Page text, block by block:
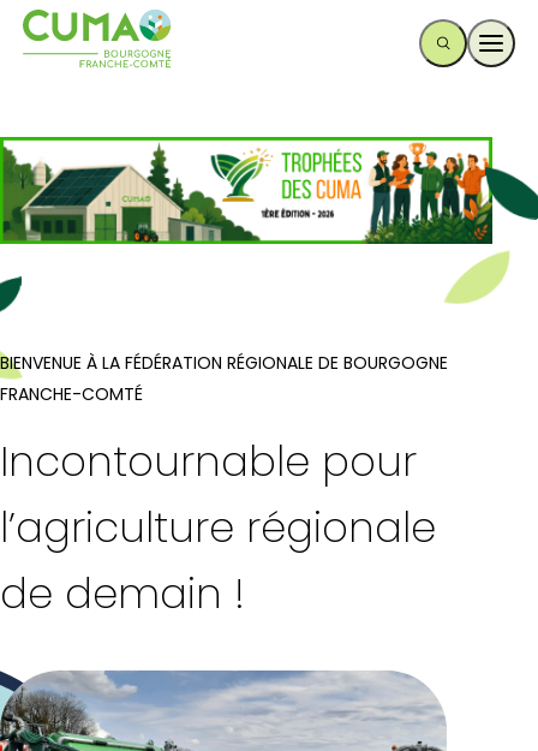
BIENVENUE À LA FÉDÉRATION RÉGIONALE DE BOURGOGNE
FRANCHE-COMTÉ
Incontournable pour
l’agriculture régionale
de demain !